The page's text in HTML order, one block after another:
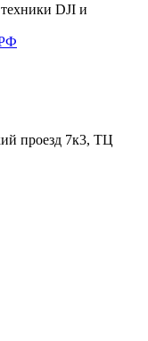
DJI и
проезд 7к3, ТЦ